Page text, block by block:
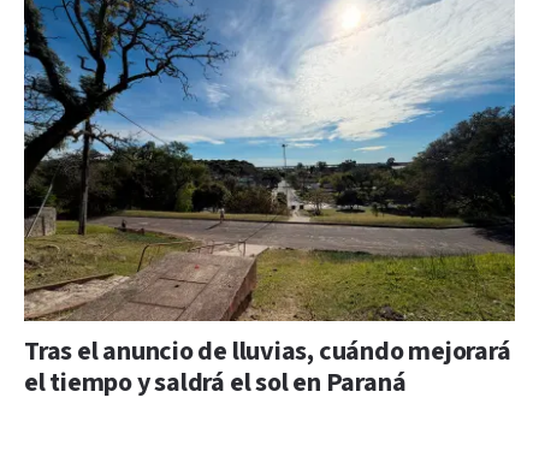
Tras el anuncio de lluvias, cuándo mejorará
el tiempo y saldrá el sol en Paraná